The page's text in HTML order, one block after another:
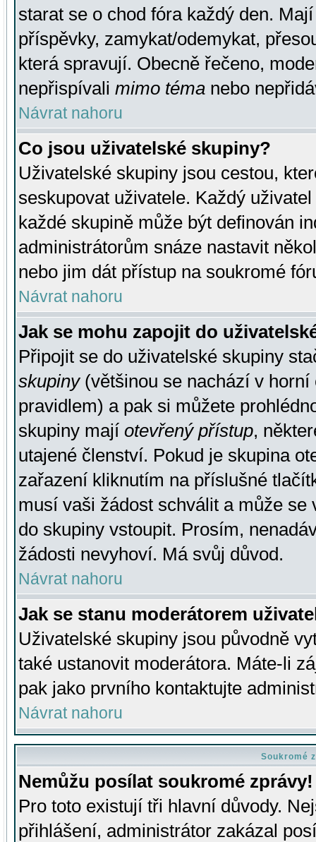
starat se o chod fóra každý den.
příspěvky, zamykat/odemykat,
která spravují. Obecně řečeno,
nepřispívali mimo téma nebo
Návrat nahoru
Co jsou uživatelské skupiny?
Uživatelské skupiny jsou cestou,
seskupovat uživatele. Každý
každé skupině může být definován
administrátorům snáze nastavit
nebo jim dát přístup na soukromé
Návrat nahoru
Jak se mohu zapojit do
Připojit se do uživatelské skupiny
skupiny(většinou se nachází v horní
pravidlem) a pak si můžete
skupiny mají otevřený přístup,
utajené členství. Pokud je skupina
zařazení kliknutím na příslušné
musí vaši žádost schválit a může se
do skupiny vstoupit. Prosím,
žádosti nevyhoví. Má svůj důvod.
Návrat nahoru
Jak se stanu moderátorem
Uživatelské skupiny jsou původně
také ustanovit moderátora. Máte-li
pak jako prvního kontaktujte
Návrat nahoru
Soukromé
Nemůžu posílat soukromé zprávy!
Pro toto existují tři hlavní důvody.
přihlášení, administrátor zakázal